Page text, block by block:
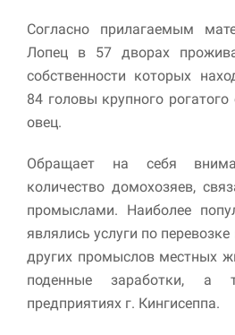
Согласно прилагаемым
Лопец в 57 дворах
собственности которых
84 головы крупного
овец.
Обращает на себя
количество домохозяев,
промыслами. Наиболее
являлись услуги по
других промыслов местных
поденные заработки, а
предприятиях г. Кингисеппа.